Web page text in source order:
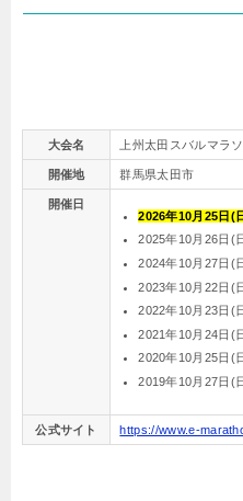
大会名 上州太田スバルマラ
開催地 群馬県太田市
開催日
2026年10月25日(
2025年10月26日(
2024年10月27日(
2023年10月22日(
2022年10月23日(
2021年10月24日(
2020年10月25日(
2019年10月27日(
公式サイト https://www.e-